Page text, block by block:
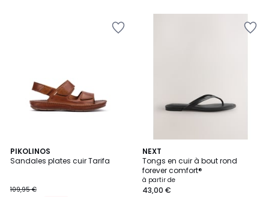
PIKOLINOS
Sandales plates cuir Tarifa
109,95 €
NEXT
Tongs en cuir à bout rond
forever comfort®
à partir de
43,00 €
4
Couleurs